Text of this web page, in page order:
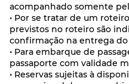
acompanhado somente
• Por se tratar de um
previstos no roteiro são
confirmação na entrega
• Para embarque de
passaporte com validade
• Reservas sujeitas à